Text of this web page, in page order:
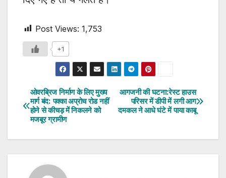
Post Views: 1,753
+1
Post
navigation
आगजनी की घटना:रेस्ट हाउस
परिसर में डीपी में लगी आग
दमकल ने आधे घंटे में पाया काबू
ओवरब्रिज निर्माण के लिए मुख्य
मार्ग बंद: पक्का अप्रोच रोड नहीं
होने से कीचड़ में निकलने को
मजबूर ग्रामीण